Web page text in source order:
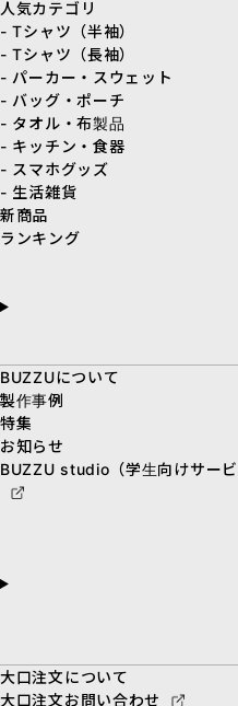
人気カテゴリ
- Tシャツ（半袖）
- Tシャツ（長袖）
- パーカー・スウェット
- バッグ・ポーチ
- タオル・布製品
- キッチン・食器
- スマホグッズ
- 生活雑貨
新商品
ランキング
BUZZUについて
製作事例
特集
お知らせ
BUZZU studio（学生向けサービ
大口注文について
大口注文お問い合わせ